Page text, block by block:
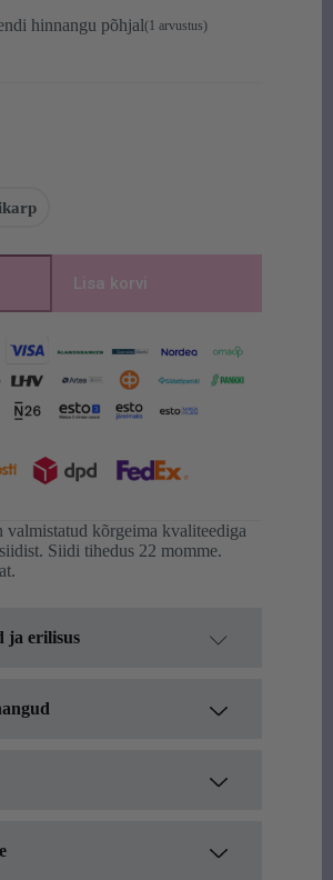
hinnangu põhjal(1 arvustus)
Lisa korvi
valmistatud kõrgeima kvaliteediga
Siidi tihedus 22 momme.
ja erilisus
kus erinevad
1-3 päevaga. Tee